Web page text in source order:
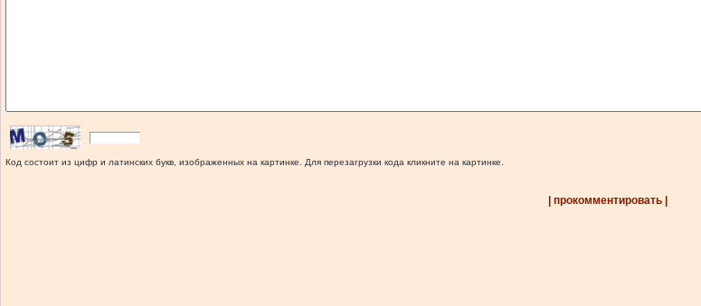
Код состоит из цифр и латинских букв, изображенных на картинке. Для перезагрузки кода кликните на картинке.
| прокомментировать |